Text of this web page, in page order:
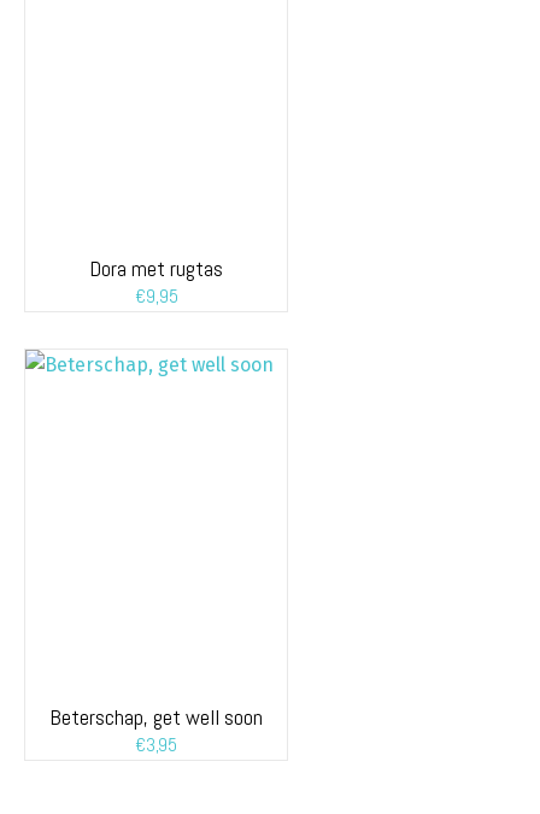
Dora met rugtas
€9,95
Beterschap, get well soon
€3,95